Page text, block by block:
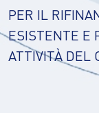
PER IL
ESISTENTE E
ATTIVITÀ DEL